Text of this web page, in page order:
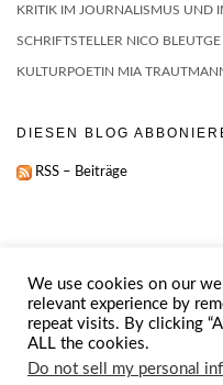
KRITIK IM JOURNALISMUS UND
SCHRIFTSTELLER NICO
KULTURPOETIN MIA
DIESEN BLOG
RSS – Beiträge
We use cookies on our
relevant experience by
repeat visits. By clicking
ALL the cookies.
Do not sell my personal